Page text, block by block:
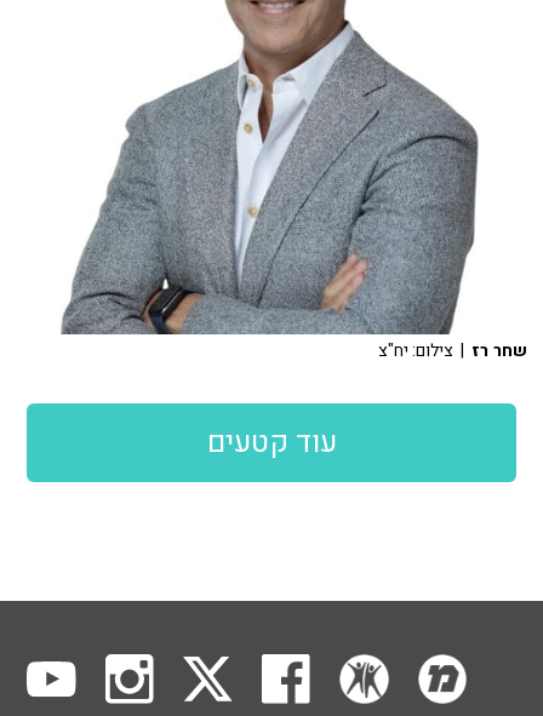
שחר רז | צילום: יח"צ
עוד קטעים